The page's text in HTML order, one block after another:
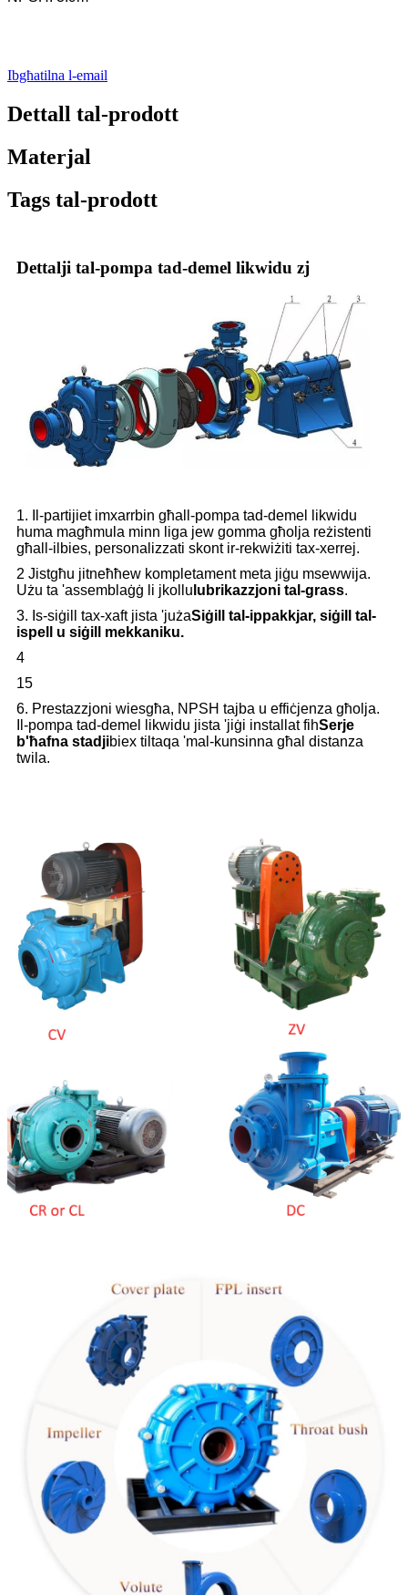
Ibgħatilna l-email
Dettall tal-prodott
Materjal
Tags tal-prodott
Dettalji tal-pompa tad-demel likwidu zj
1. Il-partijiet imxarrbin għall-pompa tad-demel likwidu
huma magħmula minn liga jew gomma għolja reżistenti
għall-ilbies, personalizzati skont ir-rekwiżiti tax-xerrej.
2 Jistgħu jitneħħew kompletament meta jiġu msewwija.
Użu ta 'assemblaġġ li jkollu lubrikazzjoni tal-grass.
3. Is-siġill tax-xaft jista 'jużaSiġill tal-ippakkjar, siġill tal-
ispell u siġill mekkaniku.
4
15
6. Prestazzjoni wiesgħa, NPSH tajba u effiċjenza għolja.
Il-pompa tad-demel likwidu jista 'jiġi installat fihSerje
b'ħafna stadjibiex tiltaqa 'mal-kunsinna għal distanza
twila.